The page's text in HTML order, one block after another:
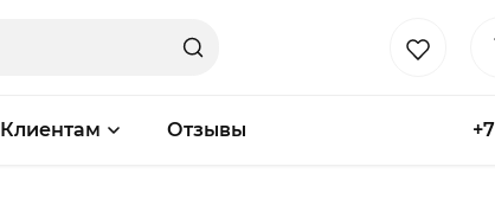
Клиентам Отзывы